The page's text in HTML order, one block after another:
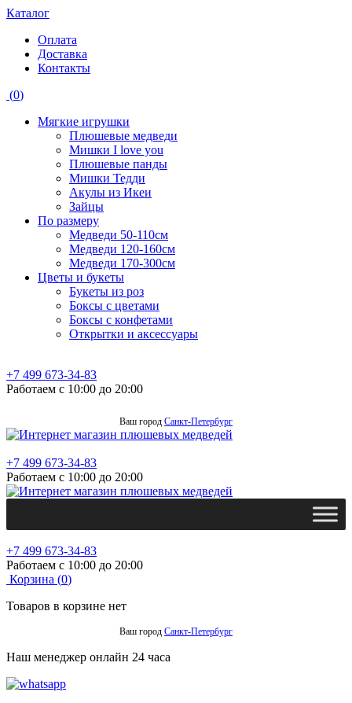
Каталог
Оплата
Доставка
Контакты
(0)
Мягкие игрушки
Плюшевые медведи
Мишки I love you
Плюшевые панды
Мишки Тедди
Акулы из Икеи
Зайцы
По размеру
Медведи 50-110см
Медведи 120-160см
Медведи 170-300см
Цветы и букеты
Букеты из роз
Боксы с цветами
Боксы с конфетами
Открытки и аксессуары
+7 499 673-34-83
Работаем с 10:00 до 20:00
Ваш город Санкт-Петербург
+7 499 673-34-83
Работаем с 10:00 до 20:00
+7 499 673-34-83
Работаем с 10:00 до 20:00
Корзина (0)
Товаров в корзине нет
Ваш город Санкт-Петербург
Наш менеджер онлайн 24 часа